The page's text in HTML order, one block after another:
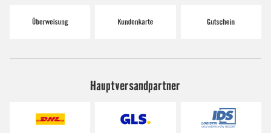
Hauptversandpartner